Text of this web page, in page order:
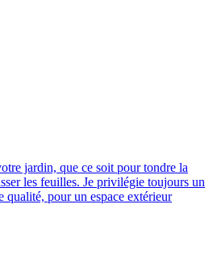
jardin, que ce soit pour tondre la
les feuilles. Je privilégie toujours un
qualité, pour un espace extérieur